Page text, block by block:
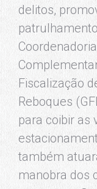
delitos,
Fiscalização
Reboques
para coibir as
também
manobra dos